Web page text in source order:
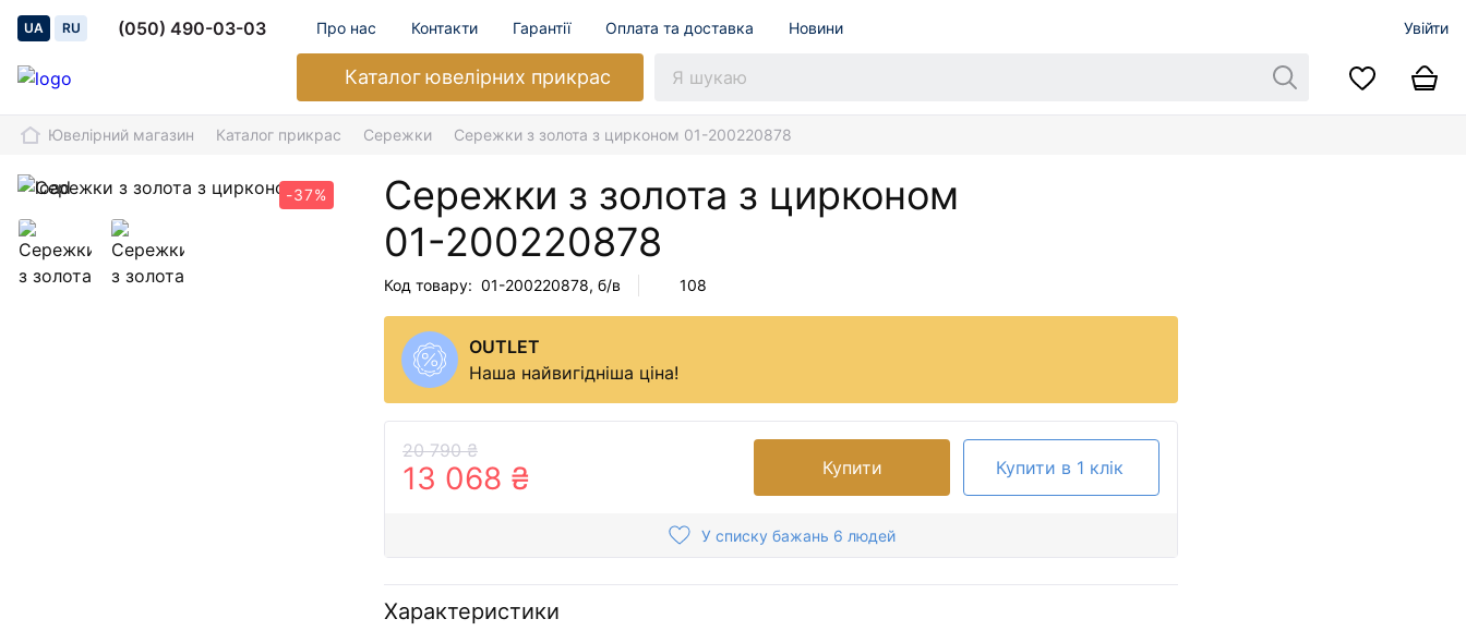
UA RU (050) 490-03-03 Про нас Контакти Гарантії Оплата та доставка Новини Увійти
Каталогювелірних прикрас
Ювелірний магазин Каталог прикрас Сережки Сережки з золота з цирконом 01-200220878
-37%
Сережки з золота з цирконом
01-200220878
Код товару: 01-200220878, б/в 108
OUTLET
Наша найвигідніша ціна!
20 790 ₴
13 068 ₴ Купити Купити в 1 клік
У списку бажань 6 людей
Характеристики